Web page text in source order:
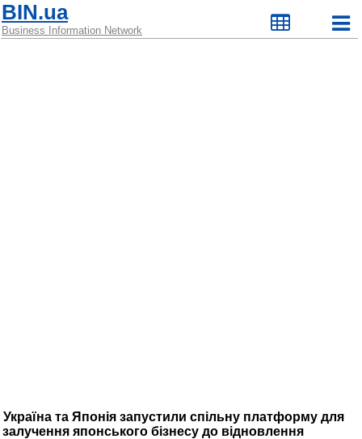
BIN.ua
Business Information Network
Україна та Японія запустили спільну платформу для
залучення японського бізнесу до відновлення